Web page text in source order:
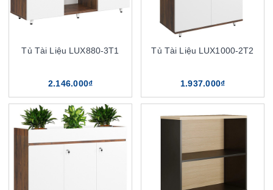
Tủ Tài Liệu LUX880-3T1
2.146.000₫
Tủ Tài Liệu LUX1000-2T2
1.937.000₫